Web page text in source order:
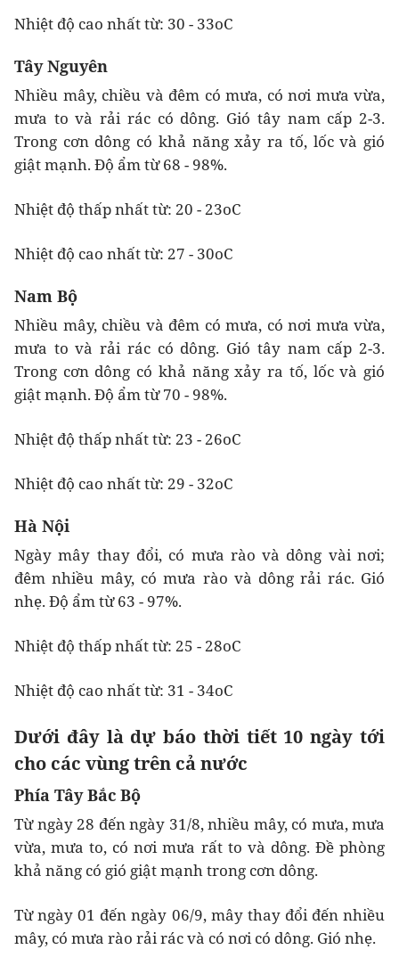
Nhiệt độ cao nhất từ: 30 - 33oC
Tây Nguyên
Nhiều mây, chiều và đêm có mưa, có nơi mưa vừa,
mưa to và rải rác có dông. Gió tây nam cấp 2-3.
Trong cơn dông có khả năng xảy ra tố, lốc và gió
giật mạnh. Độ ẩm từ 68 - 98%.
Nhiệt độ thấp nhất từ: 20 - 23oC
Nhiệt độ cao nhất từ: 27 - 30oC
Nam Bộ
Nhiều mây, chiều và đêm có mưa, có nơi mưa vừa,
mưa to và rải rác có dông. Gió tây nam cấp 2-3.
Trong cơn dông có khả năng xảy ra tố, lốc và gió
giật mạnh. Độ ẩm từ 70 - 98%.
Nhiệt độ thấp nhất từ: 23 - 26oC
Nhiệt độ cao nhất từ: 29 - 32oC
Hà Nội
Ngày mây thay đổi, có mưa rào và dông vài nơi;
đêm nhiều mây, có mưa rào và dông rải rác. Gió
nhẹ. Độ ẩm từ 63 - 97%.
Nhiệt độ thấp nhất từ: 25 - 28oC
Nhiệt độ cao nhất từ: 31 - 34oC
Dưới đây là dự báo thời tiết 10 ngày tới
cho các vùng trên cả nước
Phía Tây Bắc Bộ
Từ ngày 28 đến ngày 31/8, nhiều mây, có mưa, mưa
vừa, mưa to, có nơi mưa rất to và dông. Đề phòng
khả năng có gió giật mạnh trong cơn dông.
Từ ngày 01 đến ngày 06/9, mây thay đổi đến nhiều
mây, có mưa rào rải rác và có nơi có dông. Gió nhẹ.